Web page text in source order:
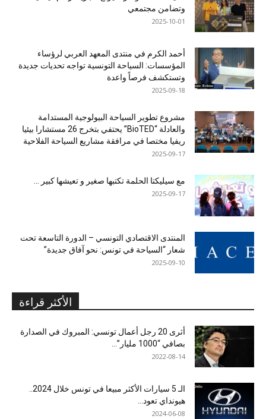
وتضامن مجتمعي
2025-10-01
أحمد الكرم في منتدى المعهد العربي لرؤساء
المؤسسات: السياحة التونسية تواجه تحديات جديدة
وتستكشف فرصاً واعدة
2025-09-18
مشروع تطوير السياحة البيولوجية المستدامة
والعادلة “BioTED” يحتفي بتخرج 26 مستشارا بيئيا
ريفيا مختصا في مرافقة مشاريع السياحة الفلاحية
2025-09-17
مع سيليكتا الحلمة تكتبها صغير و تعيشها كبير …
2025-09-17
المنتدى الاقتصادي التونسي – الدورة التاسعة تحت
شعار “السياحة في تونس: نحو آفاق جديدة”
2025-09-10
الأكثر قراءة
أثرى 20 رجل أعمال تونسي: المبروك في الصدارة
بصافي “1000 مليار”...
2022-08-14
هيونداي تعود...
2024-06-08